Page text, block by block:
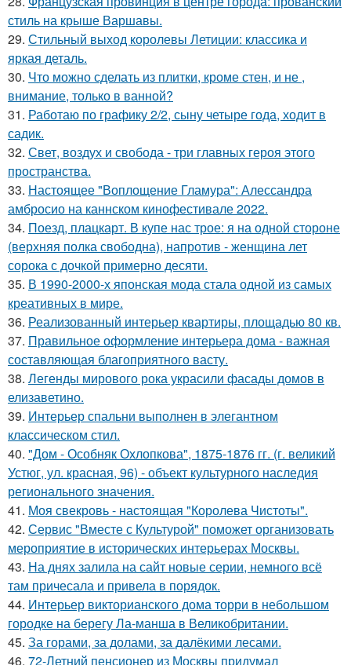
стиль на крыше Варшавы.
29. Стильный выход королевы Летиции: классика и
яркая деталь.
30. Что можно сделать из плитки, кроме стен, и не ,
внимание, только в ванной?
31. Работаю по графику 2/2, сыну четыре года, ходит в
садик.
32. Свет, воздух и свобода - три главных героя этого
пространства.
33. Настоящее "Воплощение Гламура": Алессандра
амбросио на каннском кинофестивале 2022.
34. Поезд, плацкарт. В купе нас трое: я на одной стороне
(верхняя полка свободна), напротив - женщина лет
сорока с дочкой примерно десяти.
35. В 1990-2000-х японская мода стала одной из самых
креативных в мире.
36. Реализованный интерьер квартиры, площадью 80 кв.
37. Правильное оформление интерьера дома - важная
составляющая благоприятного васту.
38. Легенды мирового рока украсили фасады домов в
елизаветино.
39. Интерьер спальни выполнен в элегантном
классическом стил.
40. "Дом - Особняк Охлопкова", 1875-1876 гг. (г. великий
Устюг, ул. красная, 96) - объект культурного наследия
регионального значения.
41. Моя свекровь - настоящая "Королева Чистоты".
42. Сервис "Вместе с Культурой" поможет организовать
мероприятие в исторических интерьерах Москвы.
43. На днях залила на сайт новые серии, немного всё
там причесала и привела в порядок.
44. Интерьер викторианского дома торри в небольшом
городке на берегу Ла-манша в Великобритании.
45. За горами, за долами, за далёкими лесами.
46. 72-Летний пенсионер из Москвы придумал